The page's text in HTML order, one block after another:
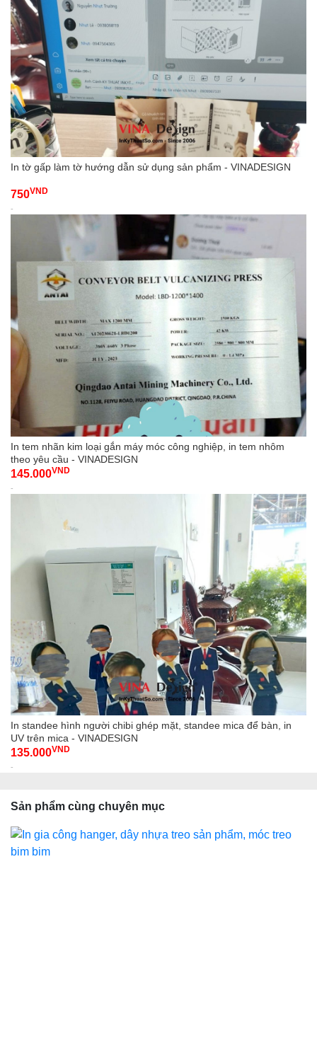
In tờ gấp làm tờ hướng dẫn sử dụng sản phẩm - VINADESIGN
750VND
-
In tem nhãn kim loại gắn máy móc công nghiệp, in tem nhôm
theo yêu cầu - VINADESIGN
145.000VND
-
In standee hình người chibi ghép mặt, standee mica để bàn, in
UV trên mica - VINADESIGN
135.000VND
-
Sản phẩm cùng chuyên mục